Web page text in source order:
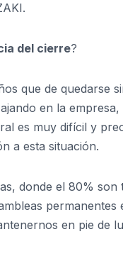
del cierre?
que de quedarse
en la empresa,
es muy difícil y
a esta situación.
donde el 80% son
permanentes
en pie de